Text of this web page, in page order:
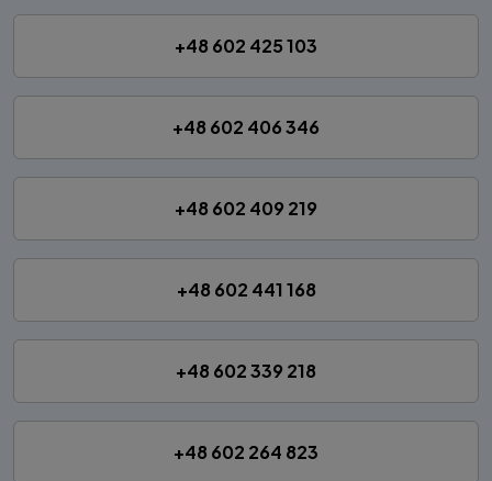
+48 602 425 103
+48 602 406 346
+48 602 409 219
+48 602 441 168
+48 602 339 218
+48 602 264 823